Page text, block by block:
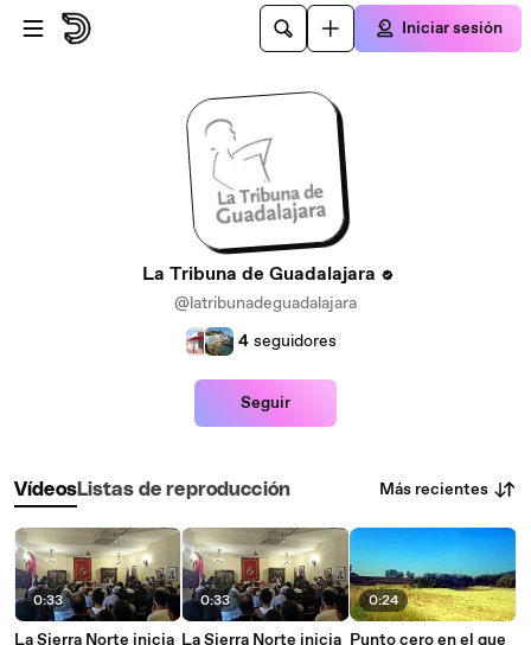
Saltar al contenido principal
Iniciar sesión
La Tribuna de Guadalajara
@latribunadeguadalajara
4 seguidores
Seguir
VídeosListas de reproducción Más recientes
0:33
La Sierra Norte inicia
0:33
La Sierra Norte inicia
0:24
Punto cero en el que